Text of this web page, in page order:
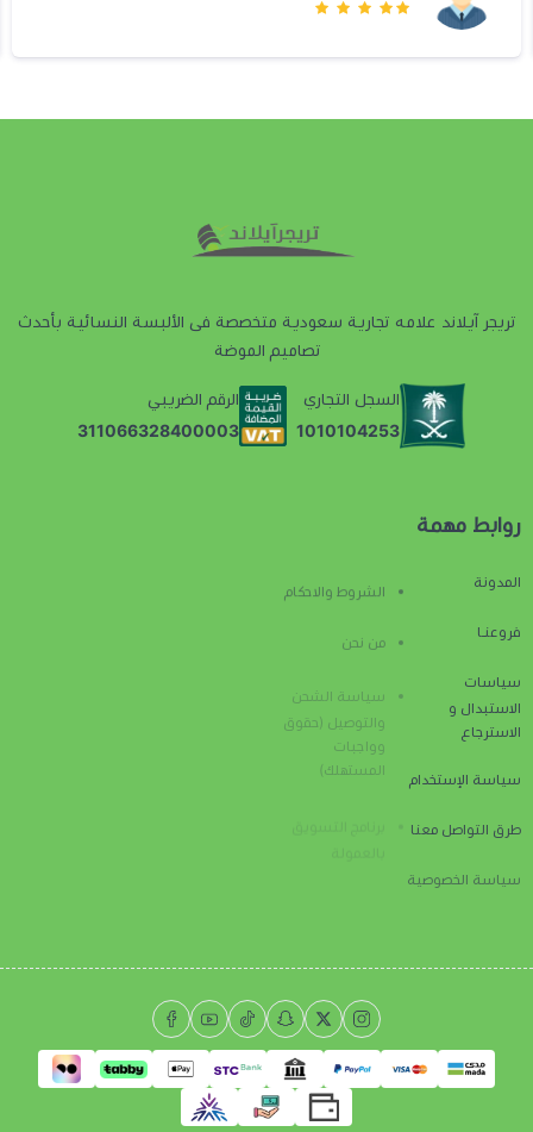
تريجر آيلاند علامه تجارية سعودية متخصصة فى الألبسة النسائية بأحدث
تصاميم الموضة
السجل التجاري
1010104253
الرقم الضريبي
311066328400003
روابط مهمة
المدونة
فروعنـا
سياسات
الاستبدال و
الاسترجاع
سياسة الإستخدام
طرق التواصل معنا
سياسة الخصوصية
الشروط والاحكام
من نحن
سياسة الشحن
والتوصيل (حقوق
وواجبات
المستهلك)